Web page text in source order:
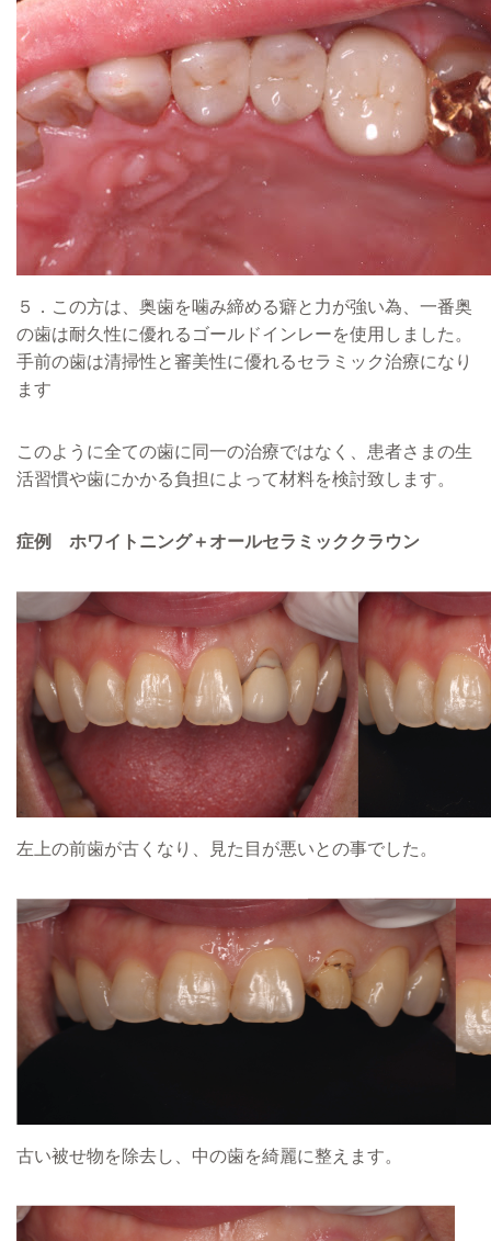
５．この方は、奥歯を噛み締める癖と力が強い為、一番奥
の歯は耐久性に優れるゴールドインレーを使用しました。
手前の歯は清掃性と審美性に優れるセラミック治療になり
ます
このように全ての歯に同一の治療ではなく、患者さまの生
活習慣や歯にかかる負担によって材料を検討致します。
症例 ホワイトニング＋オールセラミッククラウン
左上の前歯が古くなり、見た目が悪いとの事でした。
古い被せ物を除去し、中の歯を綺麗に整えます。